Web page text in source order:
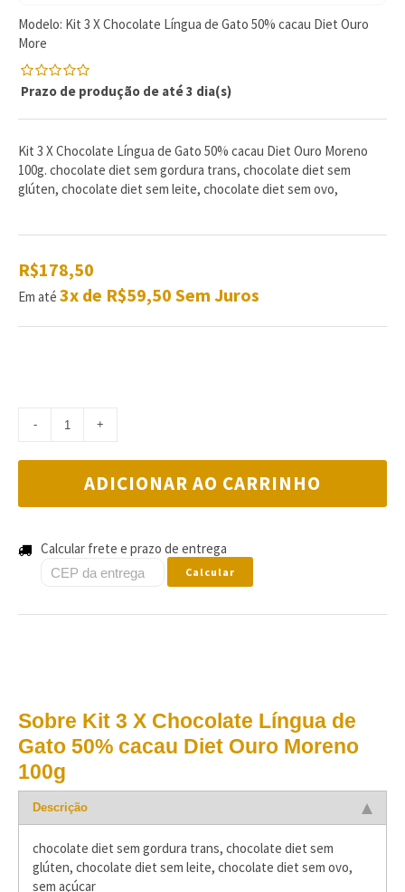
Modelo: Kit 3 X Chocolate Língua de Gato 50% cacau Diet Ouro
More
0
5
com
0
Prazo de produção de até 3 dia(s)
Kit 3 X Chocolate Língua de Gato 50% cacau Diet Ouro Moreno
100g. chocolate diet sem gordura trans, chocolate diet sem
glúten, chocolate diet sem leite, chocolate diet sem ovo,
R$178,50
Em até 3x de R$59,50 Sem Juros
ADICIONAR AO CARRINHO
Calcular frete e prazo de entrega
Calcular
Sobre Kit 3 X Chocolate Língua de
Gato 50% cacau Diet Ouro Moreno
100g
Descrição
chocolate diet sem gordura trans, chocolate diet sem
glúten, chocolate diet sem leite, chocolate diet sem ovo,
sem açúcar